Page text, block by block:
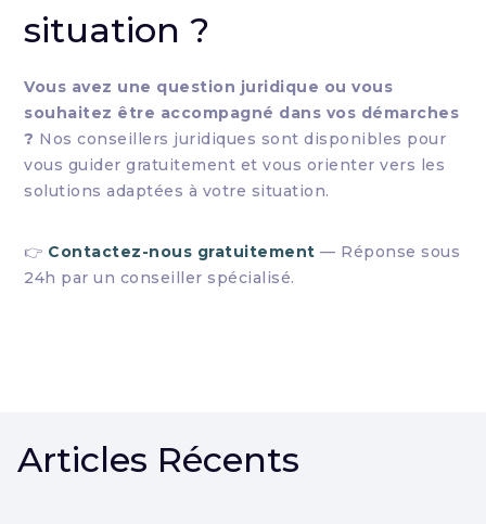
situation ?
Vous avez une question juridique ou vous
souhaitez être accompagné dans vos démarches
? Nos conseillers juridiques sont disponibles pour
vous guider gratuitement et vous orienter vers les
solutions adaptées à votre situation.
👉 Contactez-nous gratuitement — Réponse sous
24h par un conseiller spécialisé.
Articles Récents